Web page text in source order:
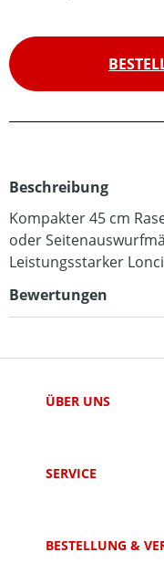
Beschreibung
Kompakter 45 cm
oder
Leistungsstarker
Bewertungen
ÜBER UNS
SERVICE
BESTELLUNG &